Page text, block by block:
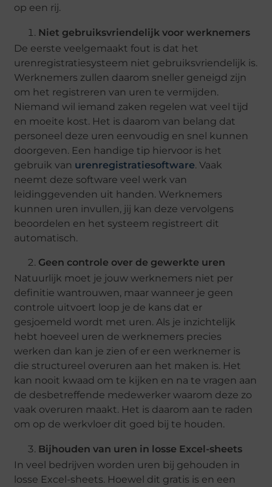
op een rij.
Niet gebruiksvriendelijk voor werknemers
De eerste veelgemaakt fout is dat het
urenregistratiesysteem niet gebruiksvriendelijk is.
Werknemers zullen daarom sneller geneigd zijn
om het registreren van uren te vermijden.
Niemand wil iemand zaken regelen wat veel tijd
en moeite kost. Het is daarom van belang dat
personeel deze uren eenvoudig en snel kunnen
doorgeven. Een handige tip hiervoor is het
gebruik van urenregistratiesoftware. Vaak
neemt deze software veel werk van
leidinggevenden uit handen. Werknemers
kunnen uren invullen, jij kan deze vervolgens
beoordelen en het systeem registreert dit
automatisch.
Geen controle over de gewerkte uren
Natuurlijk moet je jouw werknemers niet per
definitie wantrouwen, maar wanneer je geen
controle uitvoert loop je de kans dat er
gesjoemeld wordt met uren. Als je inzichtelijk
hebt hoeveel uren de werknemers precies
werken dan kan je zien of er een werknemer is
die structureel overuren aan het maken is. Het
kan nooit kwaad om te kijken en na te vragen aan
de desbetreffende medewerker waarom deze zo
vaak overuren maakt. Het is daarom aan te raden
om op de werkvloer dit goed bij te houden.
Bijhouden van uren in losse Excel-sheets
In veel bedrijven worden uren bij gehouden in
losse Excel-sheets. Hoewel dit gratis is en een